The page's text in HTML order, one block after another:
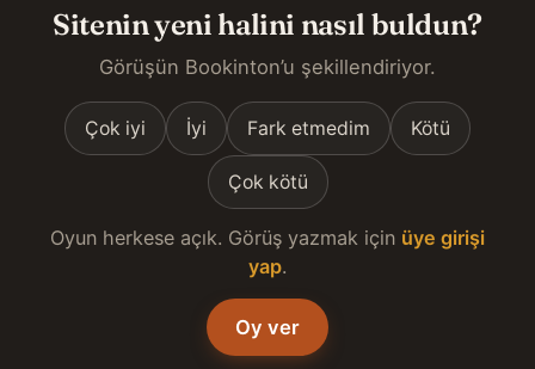
Sitenin yeni halini nasıl buldun?
Görüşün Bookinton’u şekillendiriyor.
Çok iyi İyi Fark etmedim Kötü
Çok kötü
Oyun herkese açık. Görüş yazmak için üye girişi
yap.
Oy ver